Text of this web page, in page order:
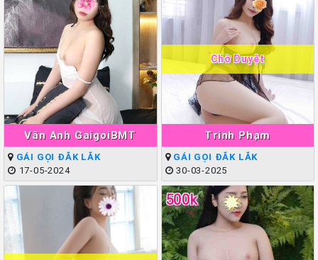
Vân Anh GaigoiBMT
GÁI GỌI ĐẮK LẮK
17-05-2024
Trinh Phạm
Chờ Duyệt
GÁI GỌI ĐẮK LẮK
30-03-2025
500k